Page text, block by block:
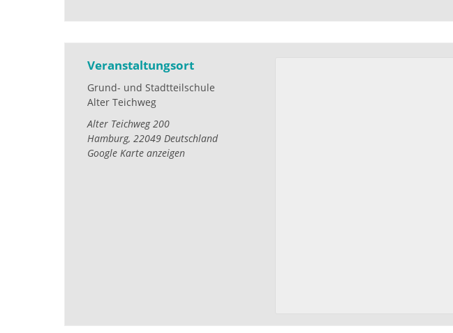
Veranstaltungsort
Grund- und Stadtteilschule
Alter Teichweg
Alter Teichweg 200
Hamburg, 22049 Deutschland
Google Karte anzeigen